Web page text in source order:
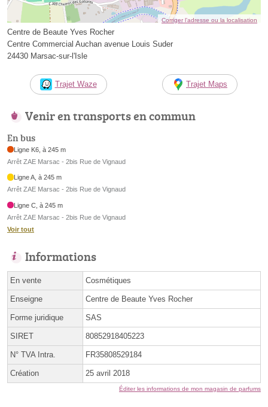
Corriger l’adresse ou la localisation
Centre de Beaute Yves Rocher
Centre Commercial Auchan avenue Louis Suder
24430 Marsac-sur-l'Isle
Trajet Waze Trajet Maps
Venir en transports en commun
En bus
Ligne K6, à 245 m
Arrêt ZAE Marsac - 2bis Rue de Vignaud
Ligne A, à 245 m
Arrêt ZAE Marsac - 2bis Rue de Vignaud
Ligne C, à 245 m
Arrêt ZAE Marsac - 2bis Rue de Vignaud
Voir tout
Informations
En vente Cosmétiques
Enseigne Centre de Beaute Yves Rocher
Forme juridique SAS
SIRET 80852918405223
N° TVA Intra. FR35808529184
Création 25 avril 2018
Éditer les informations de mon magasin de parfums